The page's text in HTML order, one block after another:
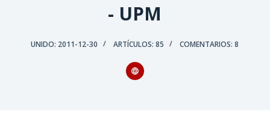
- UPM
UNIDO: 2011-12-30 ARTÍCULOS: 85 COMENTARIOS: 8